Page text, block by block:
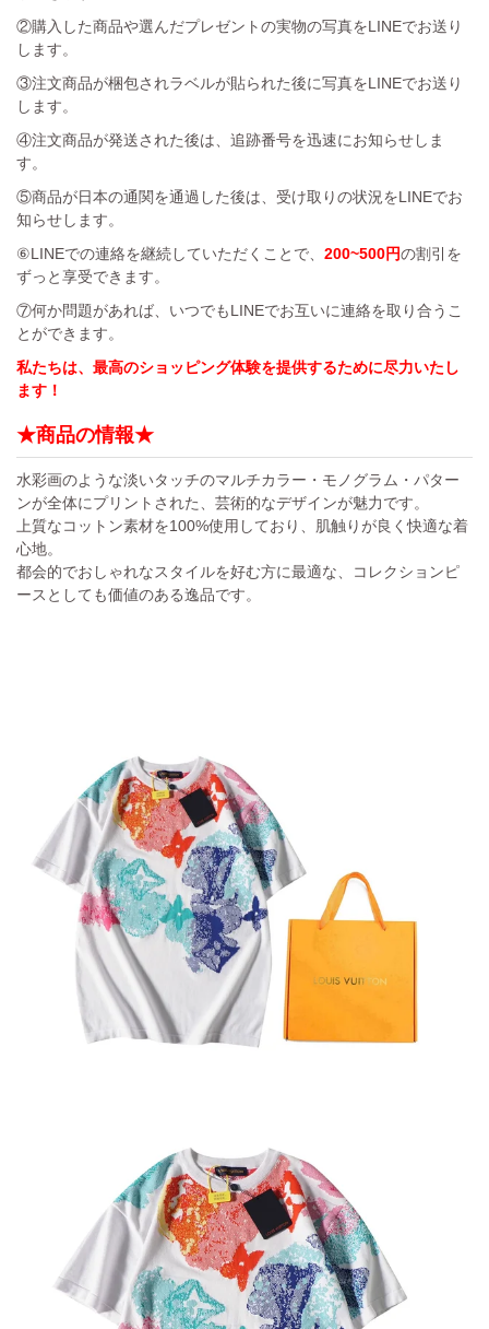
②購入した商品や選んだプレゼントの実物の写真をLINEでお送り
します。
③注文商品が梱包されラベルが貼られた後に写真をLINEでお送り
します。
④注文商品が発送された後は、追跡番号を迅速にお知らせしま
す。
⑤商品が日本の通関を通過した後は、受け取りの状況をLINEでお
知らせします。
⑥LINEでの連絡を継続していただくことで、 200~500円の割引を
ずっと享受できます。
⑦何か問題があれば、いつでもLINEでお互いに連絡を取り合うこ
とができます。
私たちは、最高のショッピング体験を提供するために尽力いたし
ます！
★商品の情報★
水彩画のような淡いタッチのマルチカラー・モノグラム・パター
ンが全体にプリントされた、芸術的なデザインが魅力です。
上質なコットン素材を100%使用しており、肌触りが良く快適な着
心地。
都会的でおしゃれなスタイルを好む方に最適な、コレクションピ
ースとしても価値のある逸品です。